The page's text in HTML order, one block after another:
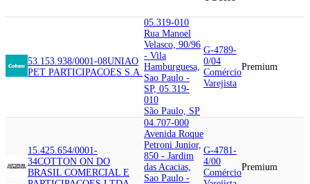
53.153.938/0001-08UNIAO
PET PARTICIPACOES S.A.
05.319-010
Rua Manoel
Velasco, 90/96
- Vila
Hamburguesa,
Sao Paulo -
SP, 05.319-
010
São Paulo, SP
G-4789-
0/04
Comércio
Varejista
Premium
15.425.654/0001-
34COTTON ON DO
BRASIL COMERCIAL E
04.707-000
Avenida Roque
Petroni Junior,
850 - Jardim
das Acacias,
Sao Paulo -
G-4781-
4/00
Comércio
Premium